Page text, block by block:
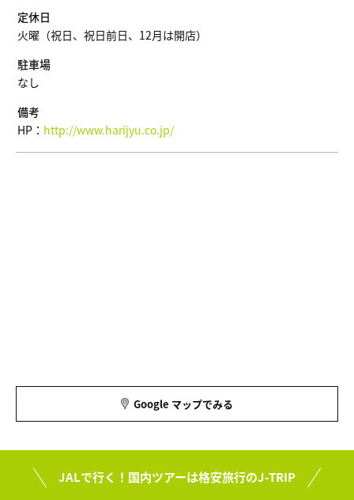
定休日
火曜（祝日、祝日前日、12月は開店）
駐車場
なし
備考
HP： http://www.harijyu.co.jp/
Google マップでみる
JALで行く！国内ツアーは格安旅行のJ-TRIP